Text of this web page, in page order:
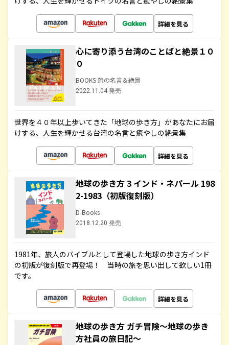
詳細を見る
心に寄り添う台湾のことばと絶景１０
０
BOOKS 旅の名言＆絶景
2022.11.04 発売
世界を４０年以上歩いてきた「地球の歩き方」があなたにお届
けする、人生を輝かせる台湾の名言と癒やしの絶景集
詳細を見る
地球の歩き方 3 インド・ネパール 198
2-1983（初版復刻版）
D-Books
2018.12.20 発売
1981年、旅人のバイブルとして登場した地球の歩き方インド
の初版が復刻版で再登場！ 当時の旅を思い出して欲しい1冊
です。
詳細を見る
地球の歩き方 ガチ冒険～地球の歩き
方社員の旅日記～